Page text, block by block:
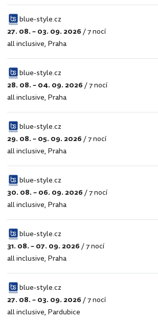
blue-
style.cz
blue-style.cz
27. 08. – 03. 09. 2026/7 nocí
all inclusive, Praha
blue-
style.cz
blue-style.cz
28. 08. – 04. 09. 2026/7 nocí
all inclusive, Praha
blue-
style.cz
blue-style.cz
29. 08. – 05. 09. 2026/7 nocí
all inclusive, Praha
blue-
style.cz
blue-style.cz
30. 08. – 06. 09. 2026/7 nocí
all inclusive, Praha
blue-
style.cz
blue-style.cz
31. 08. – 07. 09. 2026/7 nocí
all inclusive, Praha
blue-
style.cz
blue-style.cz
27. 08. – 03. 09. 2026/7 nocí
all inclusive, Pardubice